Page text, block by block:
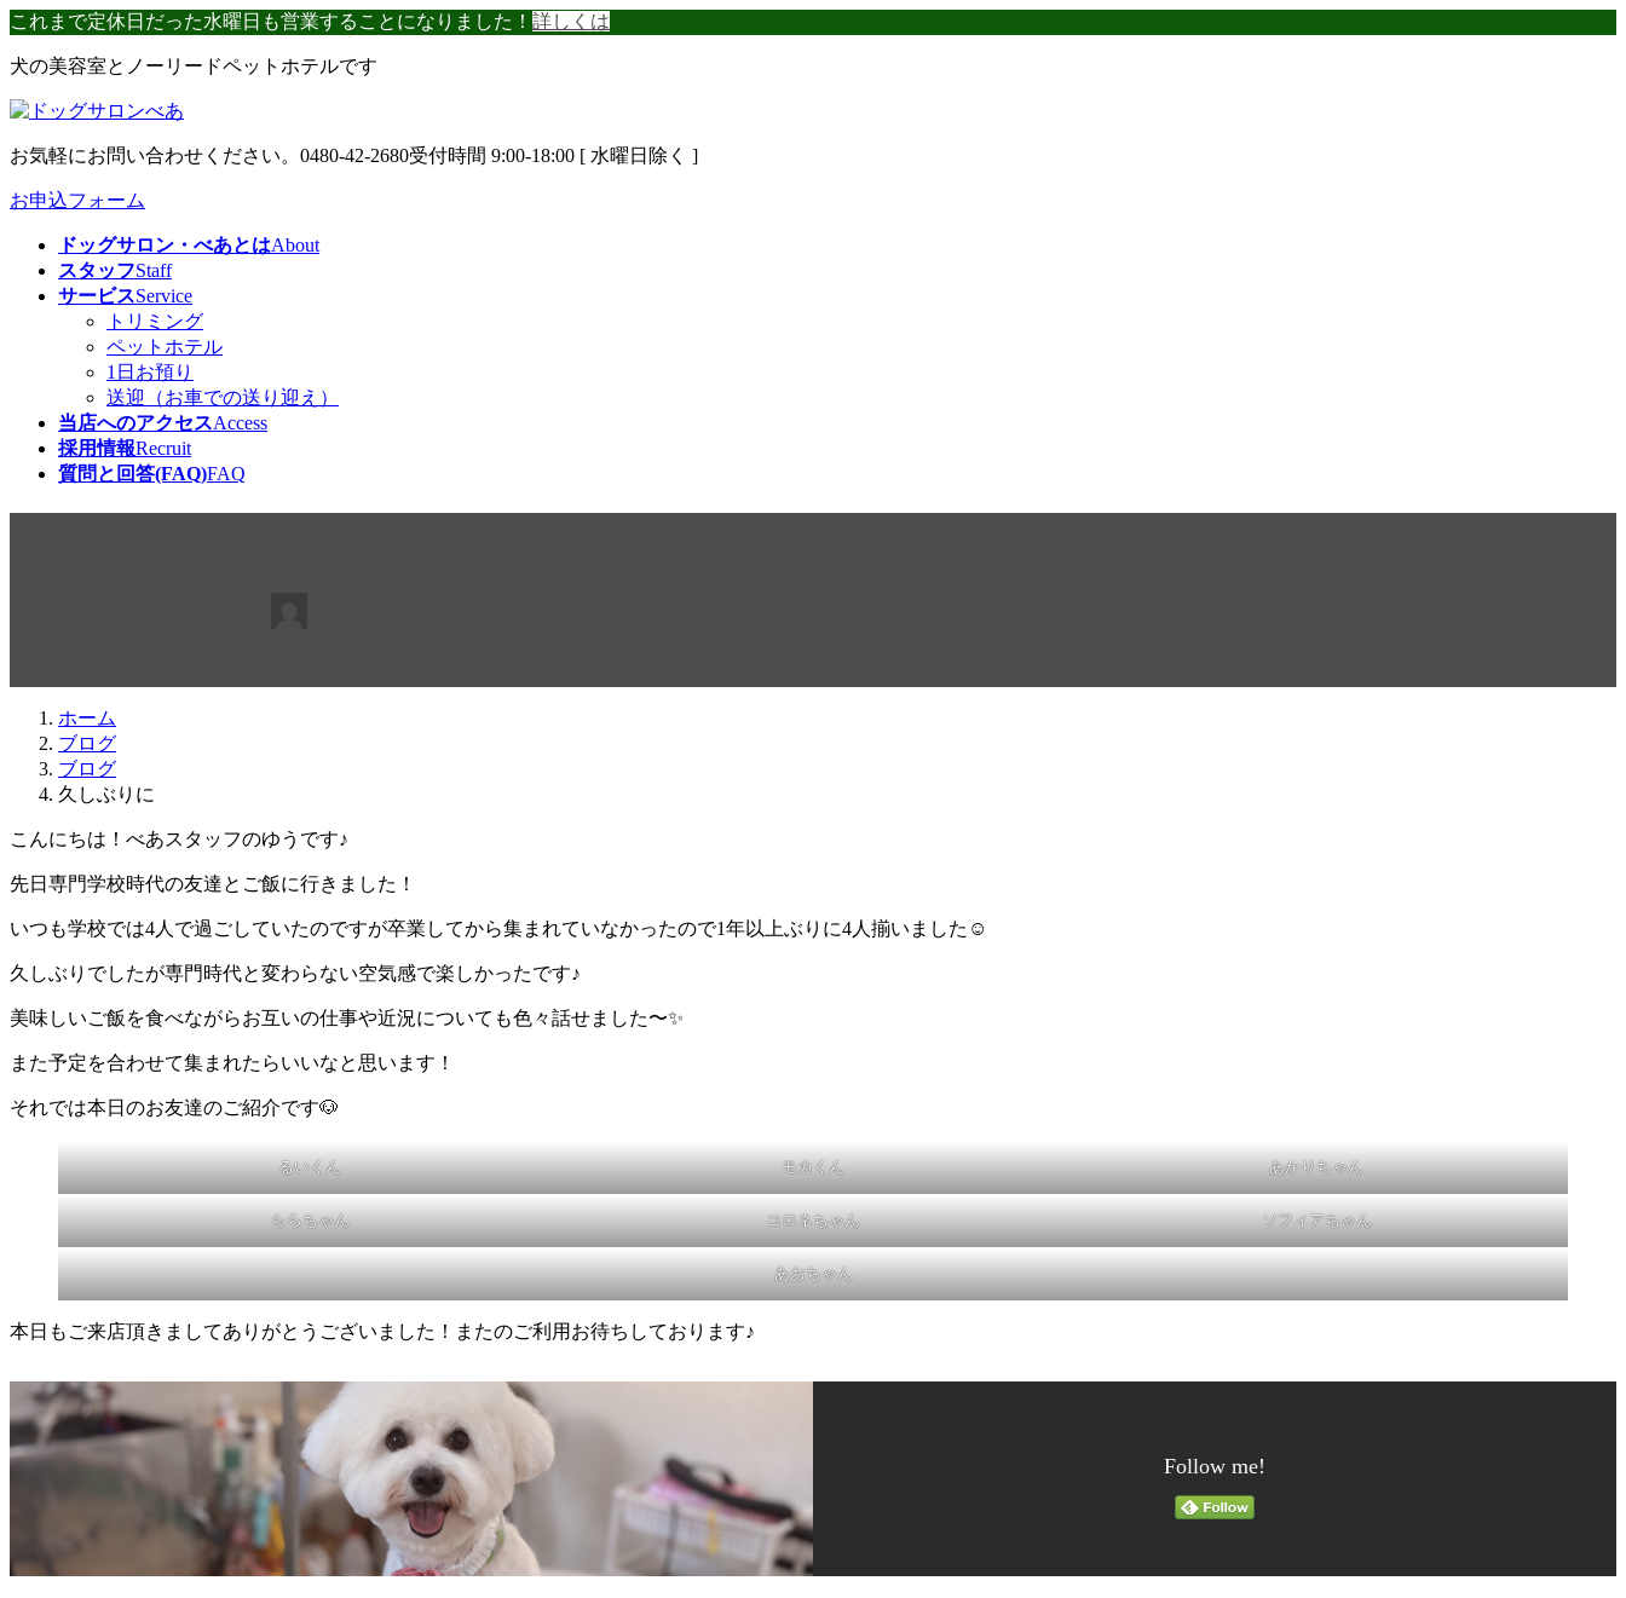
コ
テ
ン
ツ
へ
ス
キ
ナ
ゲ
ー
シ
ョ
ン
に
これまで定休日だった水曜日も営業することになりました！ 詳しくは
犬の美容室とノーリードペットホテルです
お気軽にお問い合わせください。 0480-42-2680受付時間 9:00-18:00 [ 水曜日除く ]
お申込フォーム
ドッグサロン・べあとはAbout
スタッフStaff
サービスService
トリミング
ペットホテル
1日お預り
送迎（お車での送り迎え）
当店へのアクセスAccess
採用情報Recruit
質問と回答(FAQ)FAQ
ホーム
ブログ
ブログ
久しぶりに
こんにちは！べあスタッフのゆうです♪
先日専門学校時代の友達とご飯に行きました！
いつも学校では4人で過ごしていたのですが卒業してから集まれていなかったので1年以上ぶりに4人揃いました☺︎
久しぶりでしたが専門時代と変わらない空気感で楽しかったです♪
美味しいご飯を食べながらお互いの仕事や近況についても色々話せました〜✨
また予定を合わせて集まれたらいいなと思います！
それでは本日のお友達のご紹介です🐶
るいくん モカくん あかりちゃん
ららちゃん コロネちゃん ソフィアちゃん
あおちゃん
本日もご来店頂きましてありがとうございました！またのご利用お待ちしております♪
Follow me!